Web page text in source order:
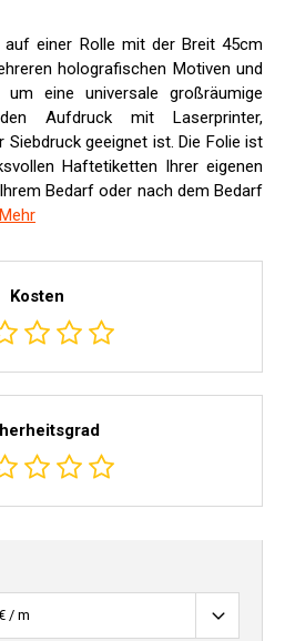
einer Rolle mit der Breit 45cm
holografischen Motiven und
eine universale großräumige
Aufdruck mit Laserprinter,
geeignet ist. Die Folie ist
Haftetiketten Ihrer eigenen
Bedarf oder nach dem Bedarf
Mehr
Kosten